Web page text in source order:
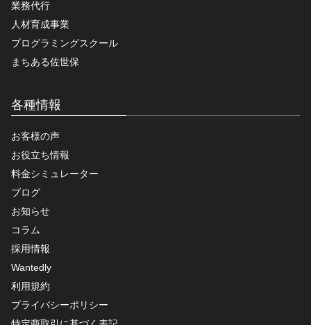
業務代行
人材育成事業
プログラミングスクール
まちある佐世保
各種情報
お客様の声
お役立ち情報
料金シミュレーター
ブログ
お知らせ
コラム
採用情報
Wantedly
利用規約
プライバシーポリシー